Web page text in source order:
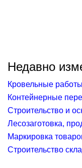
Недавно
Кровельные работы
Контейнерные
Строительство и
Лесозаготовка,
Маркировка
Строительство